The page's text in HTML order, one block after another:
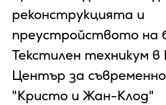
реконструкцията и
преустройството на
Текстилен техникум в
Център за
"Кристо и Жан-Клод"